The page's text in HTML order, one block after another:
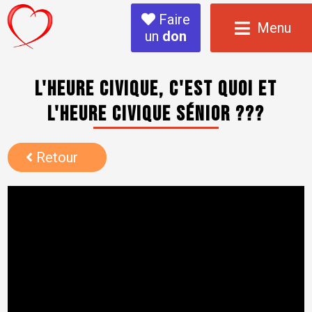
Faire
un don Menu
L'heure CIVIQUE, c'est quoi et
L'heure civique sénior ???
Retour